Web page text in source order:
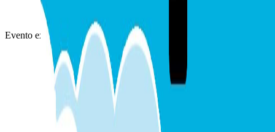
Evento externo Completado